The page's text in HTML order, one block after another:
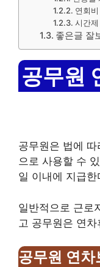
연회
시간
좋은글 잘
공무원
공무원은 법에
으로 사용할 수
일 이내에 지급한
일반적으로 근로
고 공무원은 연
공무원 연차